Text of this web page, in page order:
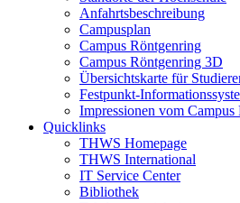
Anfahrtsbeschreibung
Campusplan
Campus Röntgenring
Campus Röntgenring 3D
Übersichtskarte für
Festpunkt-
Impressionen vom Campus
Quicklinks
THWS Homepage
THWS International
IT Service Center
Bibliothek